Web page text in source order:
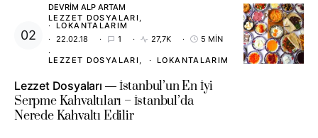
DEVRIM ALP ARTAM
LEZZET DOSYALARI
LOKANTALARIM
22.02.18
1 27,7K 5 MIN
LEZZET DOSYALARI LOKANTALARIM
Lezzet Dosyaları
İstanbul’un En İyi
Serpme Kahvaltıları – İstanbul’da
Nerede Kahvaltı Edilir